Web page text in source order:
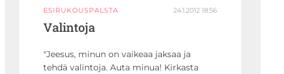
ESIRUKOUSPALSTA 24.1.2012 18:56
Valintoja
Jeesus, minun on vaikeaa jaksaa ja
tehdä valintoja. Auta minua! Kirkasta